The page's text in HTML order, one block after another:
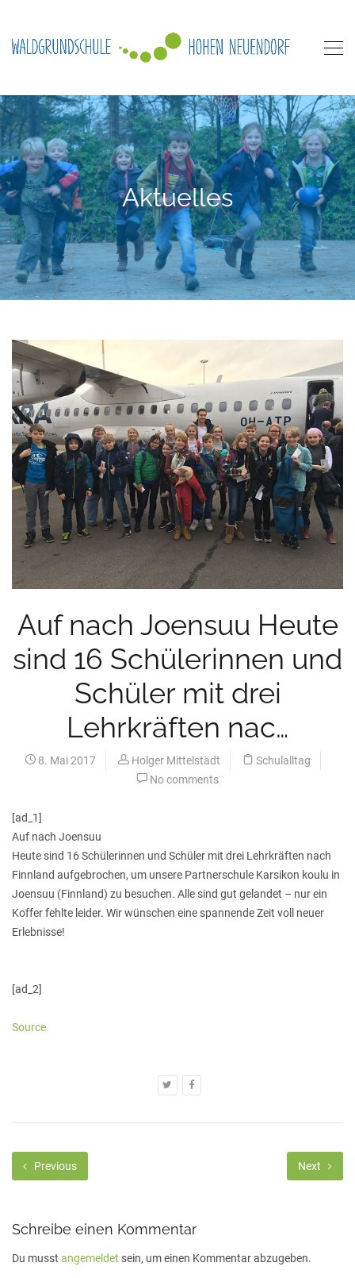
Aktuelles
Auf nach Joensuu Heute
sind 16 Schülerinnen und
Schüler mit drei
Lehrkräften nac…
8. Mai 2017 Holger Mittelstädt
Schulalltag
No comments
[ad_1]
Auf nach Joensuu
Heute sind 16 Schülerinnen und Schüler mit drei Lehrkräften nach
Finnland aufgebrochen, um unsere Partnerschule Karsikon koulu in
Joensuu (Finnland) zu besuchen. Alle sind gut gelandet – nur ein
Koffer fehlte leider. Wir wünschen eine spannende Zeit voll neuer
Erlebnisse!
[ad_2]
Source
Previous Next
Schreibe einen Kommentar
Du musst angemeldet sein, um einen Kommentar abzugeben.